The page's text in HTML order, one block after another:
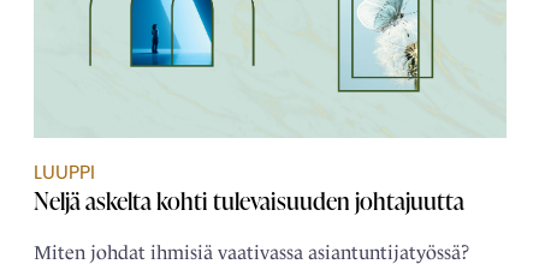
LUUPPI
Neljä askelta kohti tulevaisuuden johtajuutta
Miten johdat ihmisiä vaativassa asiantuntijatyössä?